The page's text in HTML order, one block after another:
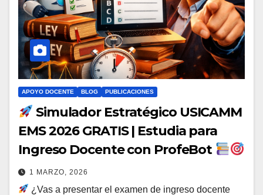
APOYO DOCENTE BLOG PUBLICACIONES
Simulador Estratégico USICAMM
EMS 2026 GRATIS | Estudia para
Ingreso Docente con ProfeBot
1 MARZO, 2026
¿Vas a presentar el examen de ingreso docente